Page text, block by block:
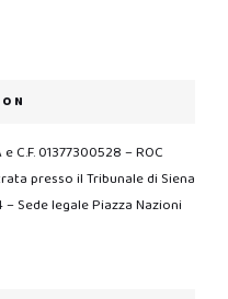
C.F. 01377300528 – ROC
presso il Tribunale di Siena
Sede legale Piazza Nazioni